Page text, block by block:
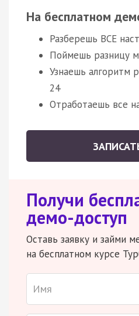
На бесплатном
Разберешь ВСЕ
Поймешь разницу
Узнаешь алгоритм
24
Отработаешь все
Получи
демо-доступ
Оставь заявку и займи
на бесплатном курсе